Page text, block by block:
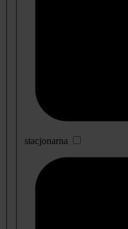
stacjonarna